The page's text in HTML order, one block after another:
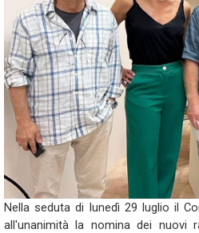
Nella seduta di lunedì 29 luglio il
all'unanimità la nomina dei nuovi